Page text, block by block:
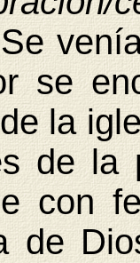
se
la
de la
con
de